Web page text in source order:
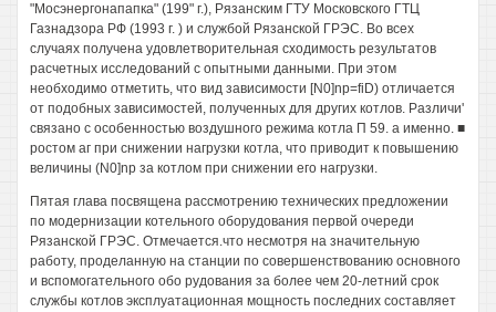
"Мосэнергонапапка" (199" г.), Рязанским ГТУ Московского ГТЦ
Газнадзора РФ (1993 г. ) и службой Рязанской ГРЭС. Во всех
случаях получена удовлетворительная сходимость результатов
расчетных исследований с опытными данными. При этом
необходимо отметить, что вид зависимости [N0]np=fiD) отличается
от подобных зависимостей, полученных для других котлов. Различи'
связано с особенностью воздушного режима котла П 59. а именно. ■
ростом аг при снижении нагрузки котла, что приводит к повышению
величины (N0]np за котлом при снижении его нагрузки.
Пятая глава посвящена рассмотрению технических предложении
по модернизации котельного оборудования первой очереди
Рязанской ГРЭС. Отмечается.что несмотря на значительную
работу, проделанную на станции по совершенствованию основного
и вспомогательного обо рудования за более чем 20-летний срок
службы котлов эксплуатационная мощность последних составляет